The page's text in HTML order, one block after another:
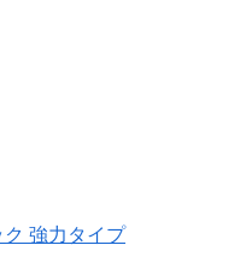
強力タイプ